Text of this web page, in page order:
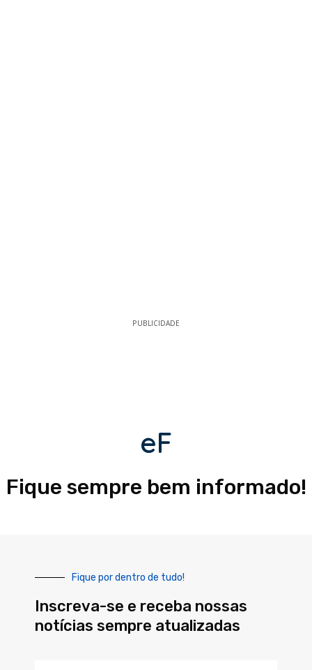
PUBLICIDADE
eF
Fique sempre bem informado!
Fique por dentro de tudo!
Inscreva-se e receba nossas
notícias sempre atualizadas